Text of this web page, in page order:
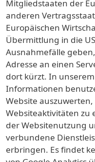
Mitgliedstaaten der
anderen
Europäischen
Übermittlung in die
Ausnahmefälle
Adresse an einen
dort kürzt. In
Informationen
Website
Websiteaktivitäten zu
der Websitenutzung
verbundene
erbringen. Es findet